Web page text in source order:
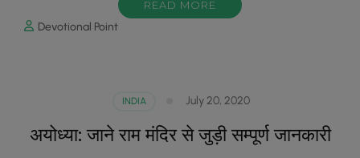
READ MORE
Devotional Point
INDIA July 20, 2020
अयोध्या: जाने राम मंदिर से जुड़ी सम्पूर्ण जानकारी